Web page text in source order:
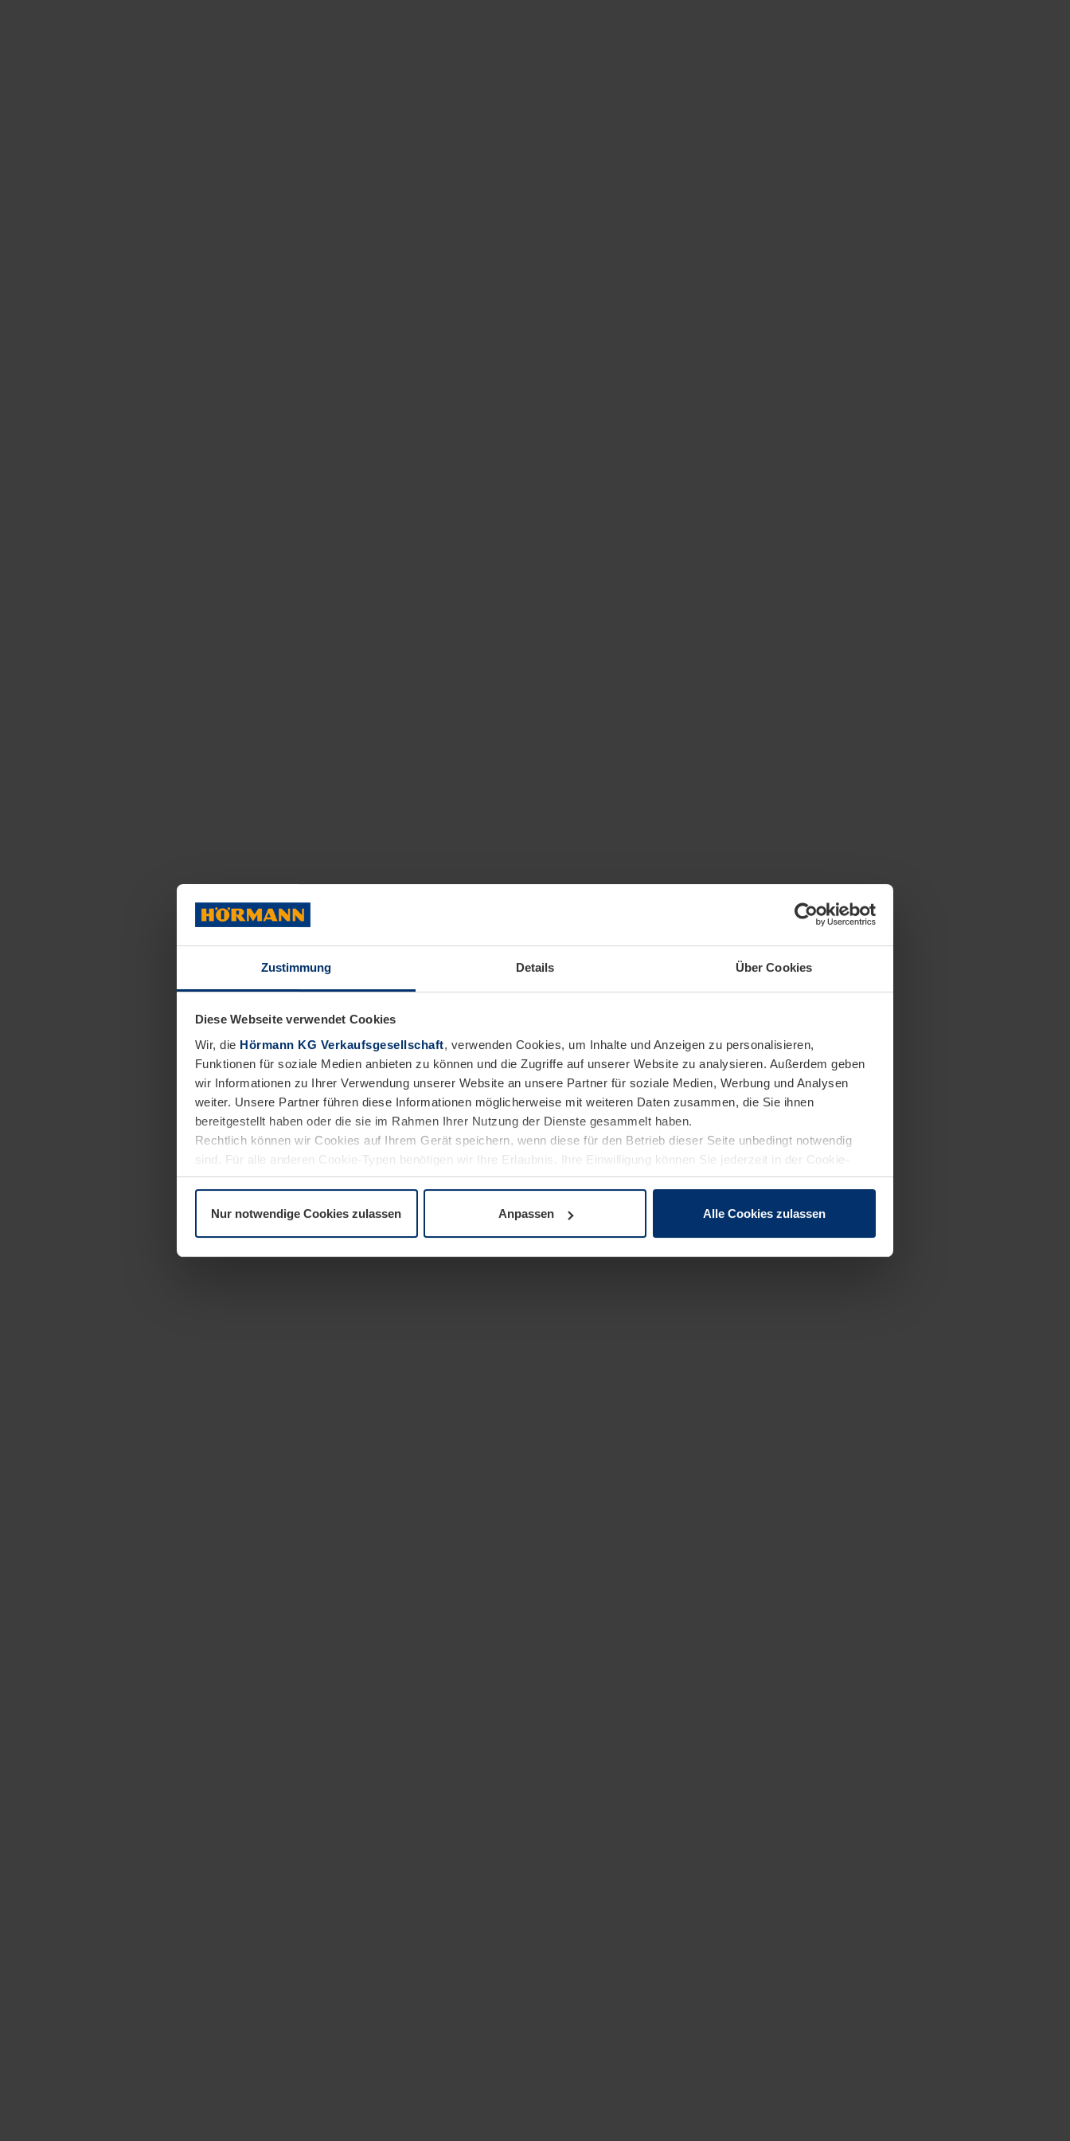
Zustimmung Details Über Cookies
Diese Webseite verwendet Cookies
Wir, die Hörmann KG Verkaufsgesellschaft, verwenden Cookies, um Inhalte und Anzeigen zu personalisieren,
Funktionen für soziale Medien anbieten zu können und die Zugriffe auf unserer Website zu analysieren. Außerdem geben
wir Informationen zu Ihrer Verwendung unserer Website an unsere Partner für soziale Medien, Werbung und Analysen
weiter. Unsere Partner führen diese Informationen möglicherweise mit weiteren Daten zusammen, die Sie ihnen
bereitgestellt haben oder die sie im Rahmen Ihrer Nutzung der Dienste gesammelt haben.
Rechtlich können wir Cookies auf Ihrem Gerät speichern, wenn diese für den Betrieb dieser Seite unbedingt notwendig
sind. Für alle anderen Cookie-Typen benötigen wir Ihre Erlaubnis. Ihre Einwilligung können Sie jederzeit in der Cookie-
Erläuterung auf der SeiteDatenschutzerklärungunserer Website ändern oder widerrufen.
Nur notwendige Cookies zulassen Anpassen Alle Cookies zulassen